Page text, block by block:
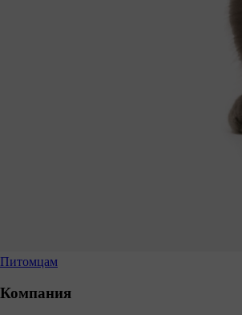
Питомцам
Компания